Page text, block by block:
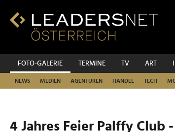
Inhalt
Fußzeilen-
Hauptnavigation
FOTO-GALERIE TERMINE TV ART
NEWS MEDIEN AGENTUREN HANDEL TECH
4 Jahres Feier Palffy Club